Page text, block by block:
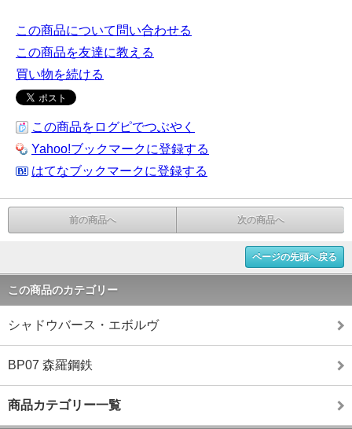
この商品について問い合わせる
この商品を友達に教える
買い物を続ける
この商品をログピでつぶやく
Yahoo!ブックマークに登録する
はてなブックマークに登録する
前の商品へ 次の商品へ
ページの先頭へ戻る
この商品のカテゴリー
シャドウバース・エボルヴ
BP07 森羅鋼鉄
商品カテゴリー一覧